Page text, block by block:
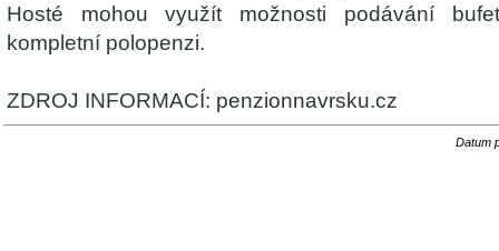
Hosté mohou využít možnosti podávání
kompletní polopenzi.
ZDROJ INFORMACÍ: penzionnavrsku.cz
Datum